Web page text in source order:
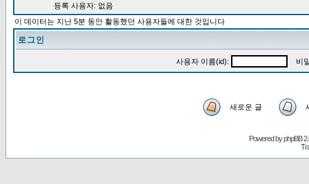
등록 사용자: 없음
이 데이터는 지난 5분 동안 활동했던 사용자들에 대한 것입니다
로그인
사용자 이름(id): 비
새로운 글
Powered byphpBB